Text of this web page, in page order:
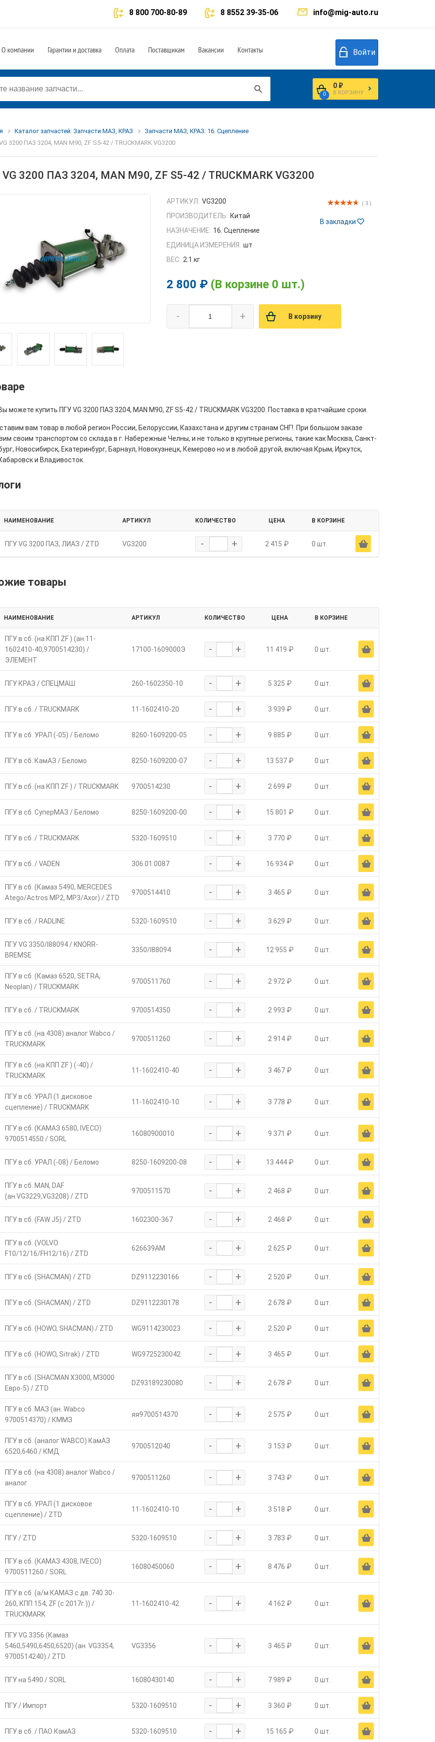
info@mig-auto.ru
8 8552 39-35-06
8 800 700-80-89
О компании Гарантии и доставка Оплата Поставщикам Вакансии Контакты Войти
0
0 ₽
В КОРЗИНУ
Каталог запчастей: Запчасти МАЗ, КРАЗ
Запчасти МАЗ, КРАЗ: 16. Сцепление
3200 ПАЗ 3204, MAN M90, ZF S5-42 / TRUCKMARK VG3200
3200 ПАЗ 3204, MAN M90, ZF S5-42 / TRUCKMARK VG3200
( 3 )
В закладки
АРТИКУЛ: VG3200
ПРОИЗВОДИТЕЛЬ: Китай
НАЗНАЧЕНИЕ: 16. Сцепление
ЕДИНИЦА ИЗМЕРЕНИЯ: шт
ВЕС: 2.1 кг
2 800 ₽ (В корзине 0 шт.)
- + В корзину
можете купить ПГУ VG 3200 ПАЗ 3204, MAN M90, ZF S5-42 / TRUCKMARK VG3200. Поставка в кратчайшие сроки.
вам товар в любой регион России, Белоруссии, Казахстана и другим странам СНГ!. При большом заказе
своим транспортом со склада в г. Набережные Челны, и не только в крупные регионы, такие как Москва, Санкт-
Новосибирск, Екатеринбург, Барнаул, Новокузнецк, Кемерово но и в любой другой, включая Крым, Иркутск,
и Владивосток.
НАИМЕНОВАНИЕ АРТИКУЛ КОЛИЧЕСТВО ЦЕНА В КОРЗИНЕ
ПГУ VG 3200 ПАЗ, ЛИАЗ / ZTD VG3200 - + 2 415 ₽ 0 шт. Ä
товары
НАИМЕНОВАНИЕ АРТИКУЛ КОЛИЧЕСТВО ЦЕНА В КОРЗИНЕ
ПГУ в сб. (на КПП ZF ) (ан.11-
1602410-40,9700514230) /
ЭЛЕМЕНТ
17100-1609000Э - + 11 419 ₽ 0 шт. Ä
ПГУ КРАЗ / СПЕЦМАШ 260-1602350-10 - + 5 325 ₽ 0 шт. Ä
ПГУ в сб. / TRUCKMARK 11-1602410-20 - + 3 939 ₽ 0 шт. Ä
ПГУ в сб. УРАЛ (-05) / Беломо 8260-1609200-05 - + 9 885 ₽ 0 шт. Ä
ПГУ в сб. КамАЗ / Беломо 8250-1609200-07 - + 13 537 ₽ 0 шт. Ä
ПГУ в сб. (на КПП ZF ) / TRUCKMARK 9700514230 - + 2 699 ₽ 0 шт. Ä
ПГУ в сб. СуперМАЗ / Беломо 8250-1609200-00 - + 15 801 ₽ 0 шт. Ä
ПГУ в сб. / TRUCKMARK 5320-1609510 - + 3 770 ₽ 0 шт. Ä
ПГУ в сб. / VADEN 306.01.0087 - + 16 934 ₽ 0 шт. Ä
ПГУ в сб. (Камаз 5490, MERCEDES
Atego/Actros МР2, МР3/Axor) / ZTD
9700514410 - + 3 465 ₽ 0 шт. Ä
ПГУ в сб. / RADLINE 5320-1609510 - + 3 629 ₽ 0 шт. Ä
ПГУ VG 3350/I88094 / KNORR-
BREMSE
3350/I88094 - + 12 955 ₽ 0 шт. Ä
ПГУ в сб. (Камаз 6520, SETRA,
Neoplan) / TRUCKMARK
9700511760 - + 2 972 ₽ 0 шт. Ä
ПГУ в сб. / TRUCKMARK 9700514350 - + 2 993 ₽ 0 шт. Ä
ПГУ в сб. (на 4308) аналог Wabco /
TRUCKMARK
9700511260 - + 2 914 ₽ 0 шт. Ä
ПГУ в сб. (на КПП ZF ) (-40) /
TRUCKMARK
11-1602410-40 - + 3 467 ₽ 0 шт. Ä
ПГУ в сб. УРАЛ (1 дисковое
сцепление) / TRUCKMARK
11-1602410-10 - + 3 778 ₽ 0 шт. Ä
ПГУ в сб. (КАМАЗ 6580, IVECO)
9700514550 / SORL
16080900010 - + 9 371 ₽ 0 шт. Ä
ПГУ в сб. УРАЛ (-08) / Беломо 8250-1609200-08 - + 13 444 ₽ 0 шт. Ä
ПГУ в сб. MAN, DAF
(ан.VG3229,VG3208) / ZTD
9700511570 - + 2 468 ₽ 0 шт. Ä
ПГУ в сб. (FAW J5) / ZTD 1602300-367 - + 2 468 ₽ 0 шт. Ä
ПГУ в сб. (VOLVO
F10/12/16/FH12/16) / ZTD
626639AM - + 2 625 ₽ 0 шт. Ä
ПГУ в сб. (SHACMAN) / ZTD DZ9112230166 - + 2 520 ₽ 0 шт. Ä
ПГУ в сб. (SHACMAN) / ZTD DZ9112230178 - + 2 678 ₽ 0 шт. Ä
ПГУ в сб. (HOWO, SHACMAN) / ZTD WG9114230023 - + 2 520 ₽ 0 шт. Ä
ПГУ в сб. (HOWO, Sitrak) / ZTD WG9725230042 - + 3 465 ₽ 0 шт. Ä
ПГУ в сб. (SHACMAN X3000, M3000
Евро-5) / ZTD
DZ93189230080 - + 2 678 ₽ 0 шт. Ä
ПГУ в сб. МАЗ (ан. Wabco
9700514370) / КММЗ
яя9700514370 - + 2 575 ₽ 0 шт. Ä
ПГУ в сб. (аналог WABCO) КамАЗ
6520,6460 / КМД
9700512040 - + 3 153 ₽ 0 шт. Ä
ПГУ в сб. (на 4308) аналог Wabco /
аналог
9700511260 - + 3 743 ₽ 0 шт. Ä
ПГУ в сб. УРАЛ (1 дисковое
сцепление) / ZTD
11-1602410-10 - + 3 518 ₽ 0 шт. Ä
ПГУ / ZTD 5320-1609510 - + 3 783 ₽ 0 шт. Ä
ПГУ в сб. (КАМАЗ 4308, IVECO)
9700511260 / SORL
16080450060 - + 8 476 ₽ 0 шт. Ä
ПГУ в сб. (а/м КАМАЗ с дв. 740.30-
260, КПП 154, ZF (с 2017г.)) /
TRUCKMARK
11-1602410-42 - + 4 162 ₽ 0 шт. Ä
ПГУ VG 3356 (Камаз
5460,5490,6450,6520) (ан. VG3354,
9700514240) / ZTD
VG3356 - + 3 465 ₽ 0 шт. Ä
ПГУ на 5490 / SORL 16080430140 - + 7 989 ₽ 0 шт. Ä
ПГУ / Импорт 5320-1609510 - + 3 360 ₽ 0 шт. Ä
ПГУ в сб. / ПАО КамАЗ 5320-1609510 - + 15 165 ₽ 0 шт. Ä